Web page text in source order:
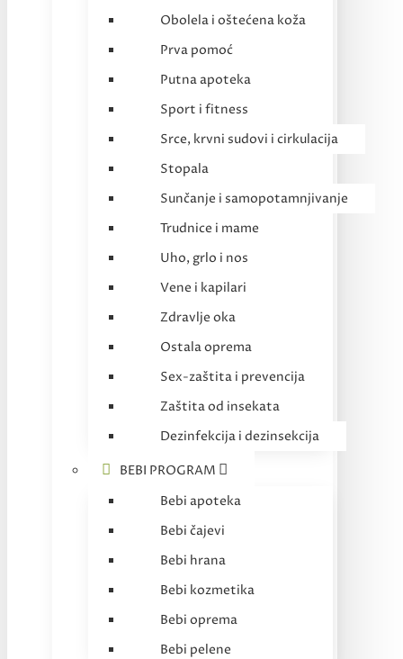
Obolela i oštećena koža
Prva pomoć
Putna apoteka
Sport i fitness
Srce, krvni sudovi i cirkulacija
Stopala
Sunčanje i samopotamnjivanje
Trudnice i mame
Uho, grlo i nos
Vene i kapilari
Zdravlje oka
Ostala oprema
Sex-zaštita i prevencija
Zaštita od insekata
Dezinfekcija i dezinsekcija
BEBI PROGRAM
Bebi apoteka
Bebi čajevi
Bebi hrana
Bebi kozmetika
Bebi oprema
Bebi pelene